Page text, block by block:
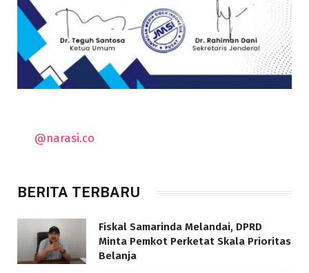
@narasi.co
BERITA TERBARU
Fiskal Samarinda Melandai, DPRD
Minta Pemkot Perketat Skala Prioritas
Belanja